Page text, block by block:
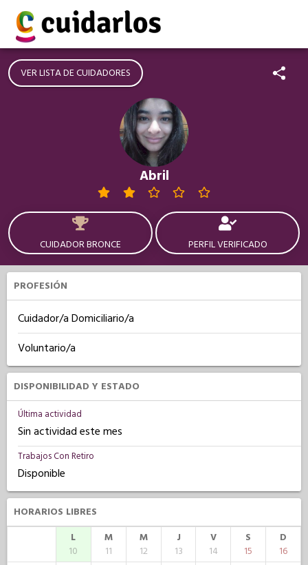
VER LISTA DE CUIDADORES
Abril
CUIDADOR BRONCE PERFIL VERIFICADO
PROFESIÓN
Cuidador/a Domiciliario/a
Voluntario/a
DISPONIBILIDAD Y ESTADO
Última actividad
Sin actividad este mes
Trabajos Con Retiro
Disponible
HORARIOS LIBRES
L
10
M
11
M
12
J
13
V
14
S
15
D
16